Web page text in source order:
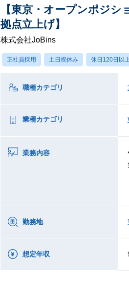
【東京・オープンポジ
拠点立上げ】
株式会社JoBins
正社員採用 土日祝休み 休日120日以
職種カテゴリ
業種カテゴリ
業務内容
勤務地
想定年収